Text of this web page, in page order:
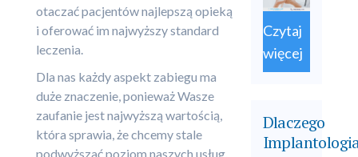
otaczać pacjentów najlepszą opieką
i oferować im najwyższy standard
leczenia.
Dla nas każdy aspekt zabiegu ma
duże znaczenie, ponieważ Wasze
zaufanie jest najwyższą wartością,
która sprawia, że chcemy stale
podwyższać poziom naszych usług.
Czytaj
więcej
Dlaczego